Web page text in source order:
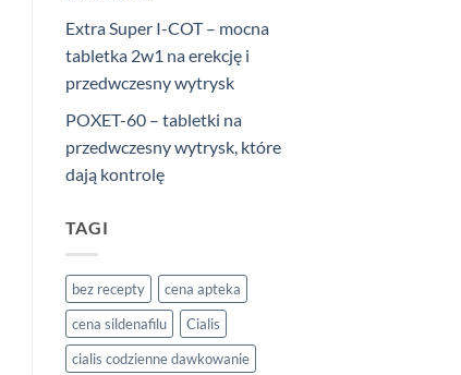
Extra Super I-COT – mocna
tabletka 2w1 na erekcję i
przedwczesny wytrysk
POXET-60 – tabletki na
przedwczesny wytrysk, które
dają kontrolę
TAGI
bez recepty
cena apteka
cena sildenafilu
Cialis
cialis codzienne dawkowanie